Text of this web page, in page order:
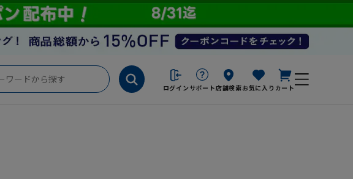
ログイン サポート店舗検索お気に入り カート